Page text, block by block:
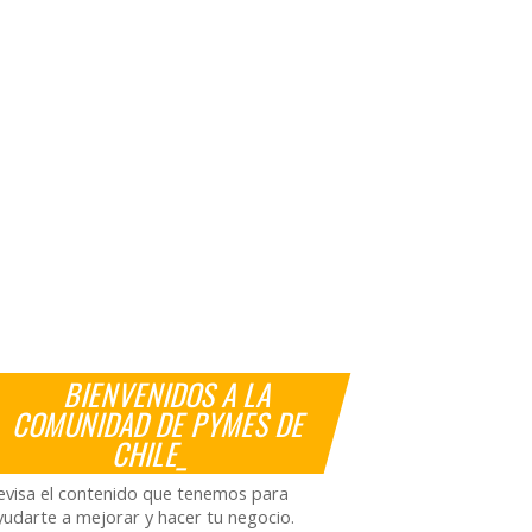
BIENVENIDOS A LA
COMUNIDAD DE PYMES DE
CHILE_
el contenido que tenemos para
a mejorar y hacer tu negocio.